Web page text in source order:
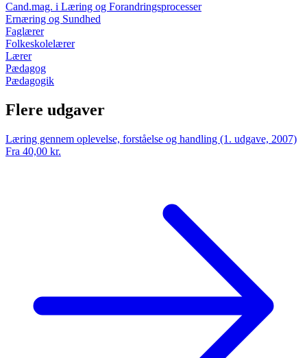
Cand.mag. i Læring og Forandringsprocesser
Ernæring og Sundhed
Faglærer
Folkeskolelærer
Lærer
Pædagog
Pædagogik
Flere udgaver
Læring gennem oplevelse, forståelse og handling (1. udgave, 2007)
Fra 40,00 kr.